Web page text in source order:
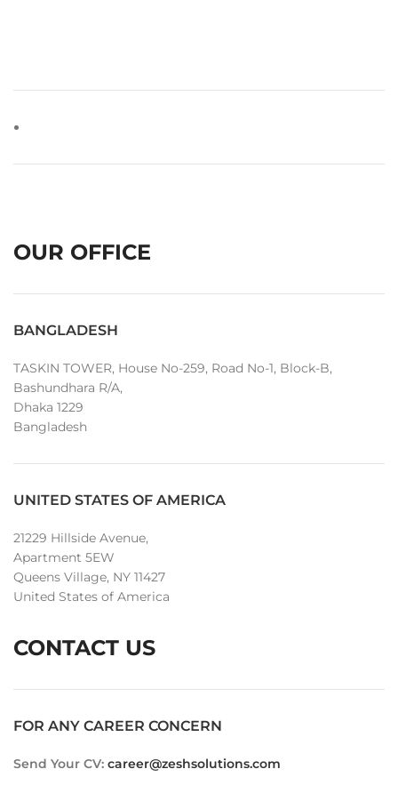
OUR OFFICE
BANGLADESH
TASKIN TOWER, House No-259, Road No-1, Block-B,
Bashundhara R/A,
Dhaka 1229
Bangladesh
UNITED STATES OF AMERICA
21229 Hillside Avenue,
Apartment 5EW
Queens Village, NY 11427
United States of America
CONTACT US
FOR ANY CAREER CONCERN
Send Your CV: career@zeshsolutions.com